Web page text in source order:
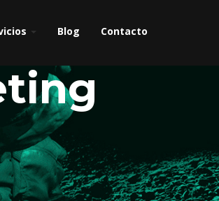
Blog Contacto